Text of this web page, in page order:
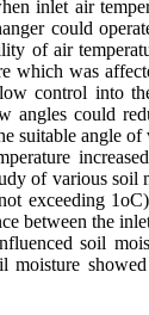
inlet air
could
of air
which was
control into
angles could
suitable angle
of various soil
exceeding
between the
soil
moisture